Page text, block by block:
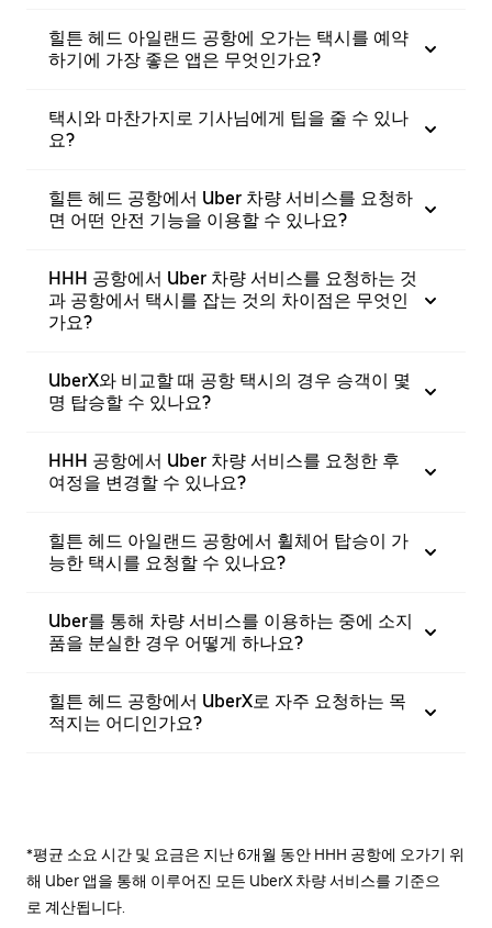
힐튼 헤드 아일랜드 공항에 오가는 택시를 예약
하기에 가장 좋은 앱은 무엇인가요?
택시와 마찬가지로 기사님에게 팁을 줄 수 있나
요?
힐튼 헤드 공항에서 Uber 차량 서비스를 요청하
면 어떤 안전 기능을 이용할 수 있나요?
HHH 공항에서 Uber 차량 서비스를 요청하는 것
과 공항에서 택시를 잡는 것의 차이점은 무엇인
가요?
UberX와 비교할 때 공항 택시의 경우 승객이 몇
명 탑승할 수 있나요?
HHH 공항에서 Uber 차량 서비스를 요청한 후
여정을 변경할 수 있나요?
힐튼 헤드 아일랜드 공항에서 휠체어 탑승이 가
능한 택시를 요청할 수 있나요?
Uber를 통해 차량 서비스를 이용하는 중에 소지
품을 분실한 경우 어떻게 하나요?
힐튼 헤드 공항에서 UberX로 자주 요청하는 목
적지는 어디인가요?
*평균 소요 시간 및 요금은 지난 6개월 동안 HHH 공항에 오가기 위
해 Uber 앱을 통해 이루어진 모든 UberX 차량 서비스를 기준으
로 계산됩니다.